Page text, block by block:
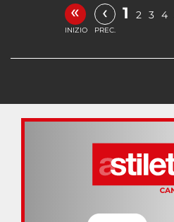
«
INIZIO
‹
PREC.
1 2 3 4